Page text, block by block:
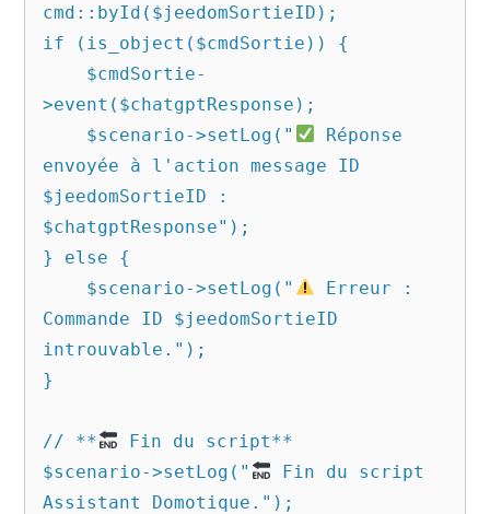
cmd::byId($jeedomSortieID);
if (is_object($cmdSortie)) {
>event($chatgptResponse);
    $scenario->setLog("
Réponse
envoyée à l'action message ID
$jeedomSortieID :
$chatgptResponse");
} else {
    $scenario->setLog("
Erreur :
Commande ID $jeedomSortieID
introuvable.");
}
// **
Fin du script**
$scenario->setLog("
Fin du script
Assistant Domotique.");